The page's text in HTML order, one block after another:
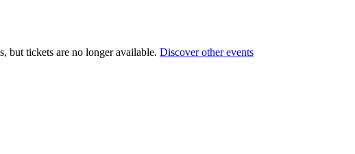
but tickets are no longer available. Discover other events